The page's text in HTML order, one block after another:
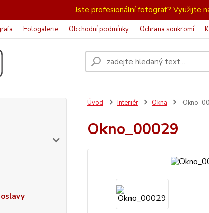
Jste profesionální fotograf? Využijte
Fotogalerie Obchodní podmínky Ochrana soukromí
Úvod Interiér Okna
Okno_00029